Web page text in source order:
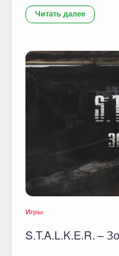
Читать далее
Игры
S.T.A.L.K.E.R. –